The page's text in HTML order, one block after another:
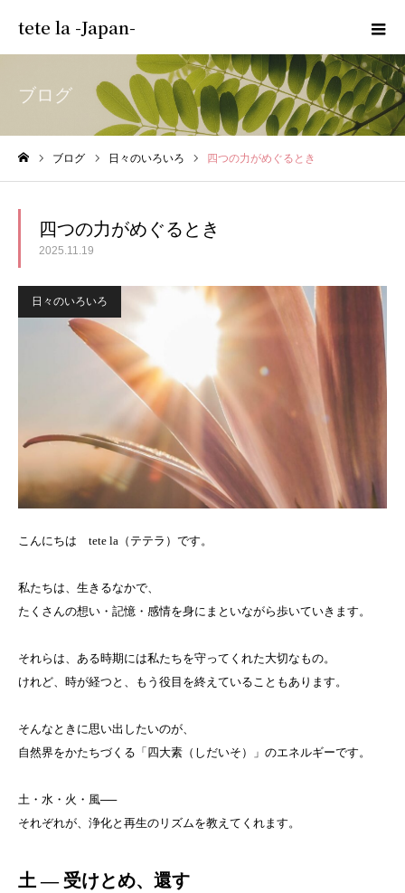
tete la -Japan-
ブログ
ブログ 日々のいろいろ 四つの力がめぐるとき
四つの力がめぐるとき
2025.11.19
日々のいろいろ
こんにちは tete la（テテラ）です。
私たちは、生きるなかで、
たくさんの想い・記憶・感情を身にまといながら歩いていきます。
それらは、ある時期には私たちを守ってくれた大切なもの。
けれど、時が経つと、もう役目を終えていることもあります。
そんなときに思い出したいのが、
自然界をかたちづくる「四大素（しだいそ）」のエネルギーです。
土・水・火・風──
それぞれが、浄化と再生のリズムを教えてくれます。
土― 受けとめ、還す